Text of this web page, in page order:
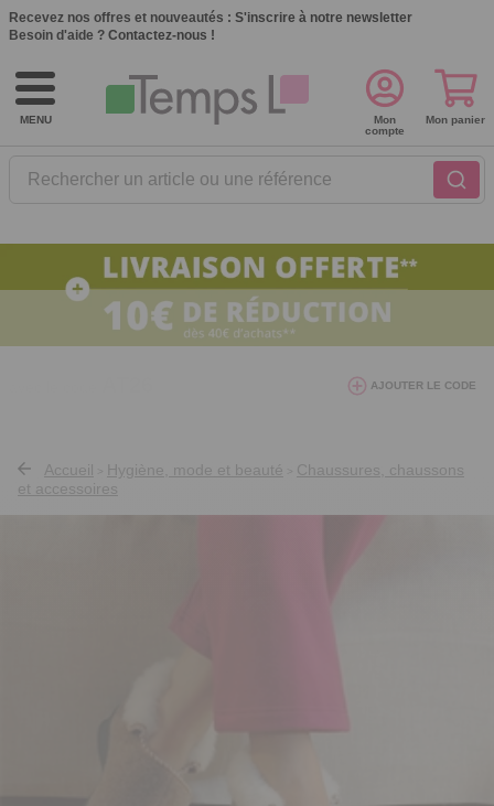
Recevez nos offres et nouveautés : S'inscrire à notre newsletter
Besoin d'aide ? Contactez-nous !
MENU
Rechercher un article ou une référence
Mon
compte
Mon panier
avec le code AT26
AJOUTER LE CODE
Accueil Hygiène, mode et beauté
Chaussures, chaussons
et accessoires